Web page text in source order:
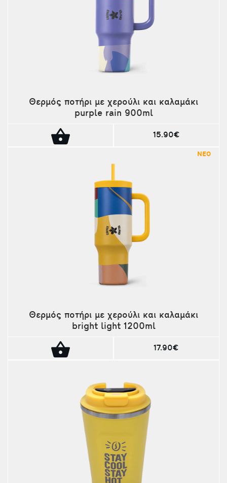
Θερμός ποτήρι με χερούλι και καλαμάκι
purple rain 900ml
15.90€
ΝΕΟ
Θερμός ποτήρι με χερούλι και καλαμάκι
bright light 1200ml
17.90€